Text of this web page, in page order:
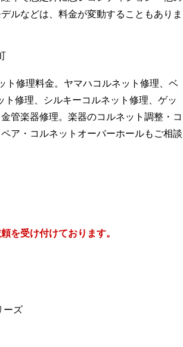
ルなどは、料金が変動することもありま
ト修理料金。ヤマハコルネット修理、ベ
修理、シルキーコルネット修理、ゲッ
管楽器修理。楽器のコルネット調整・コ
ア・コルネットオーバーホールもご相談
を受け付けております。
ーズ